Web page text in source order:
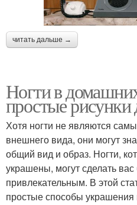
читать дальше →
Ногти в
простые
Хотя ногти не являются
внешнего вида, они могут
общий вид и образ. Ногти,
украшены, могут сделать
привлекательным. В этой
простые способы